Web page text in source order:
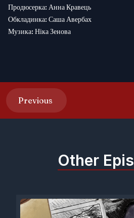
Продюсерка: Анна Кравець
Обкладинка: Саша Авербах
Музика: Ніка Зенова
Previous
Other